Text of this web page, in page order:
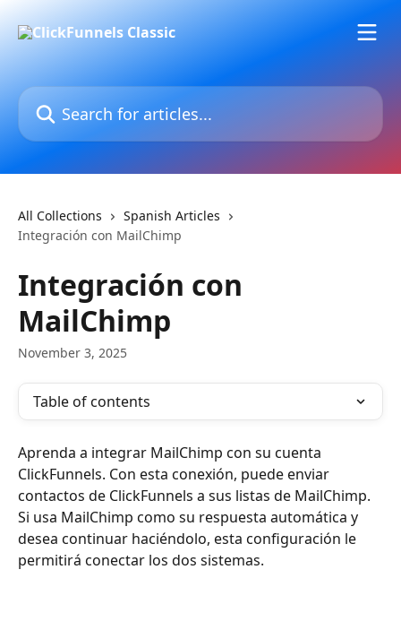
Search for articles...
All Collections
Spanish Articles
Integración con MailChimp
Integración con
MailChimp
November 3, 2025
Table of contents
Aprenda a integrar MailChimp con su cuenta
ClickFunnels. Con esta conexión, puede enviar
contactos de ClickFunnels a sus listas de MailChimp.
Si usa MailChimp como su respuesta automática y
desea continuar haciéndolo, esta configuración le
permitirá conectar los dos sistemas.